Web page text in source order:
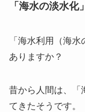
「海水の淡水化
「海水利用（海
ありますか？
昔から人間は、「
てきたそうです。